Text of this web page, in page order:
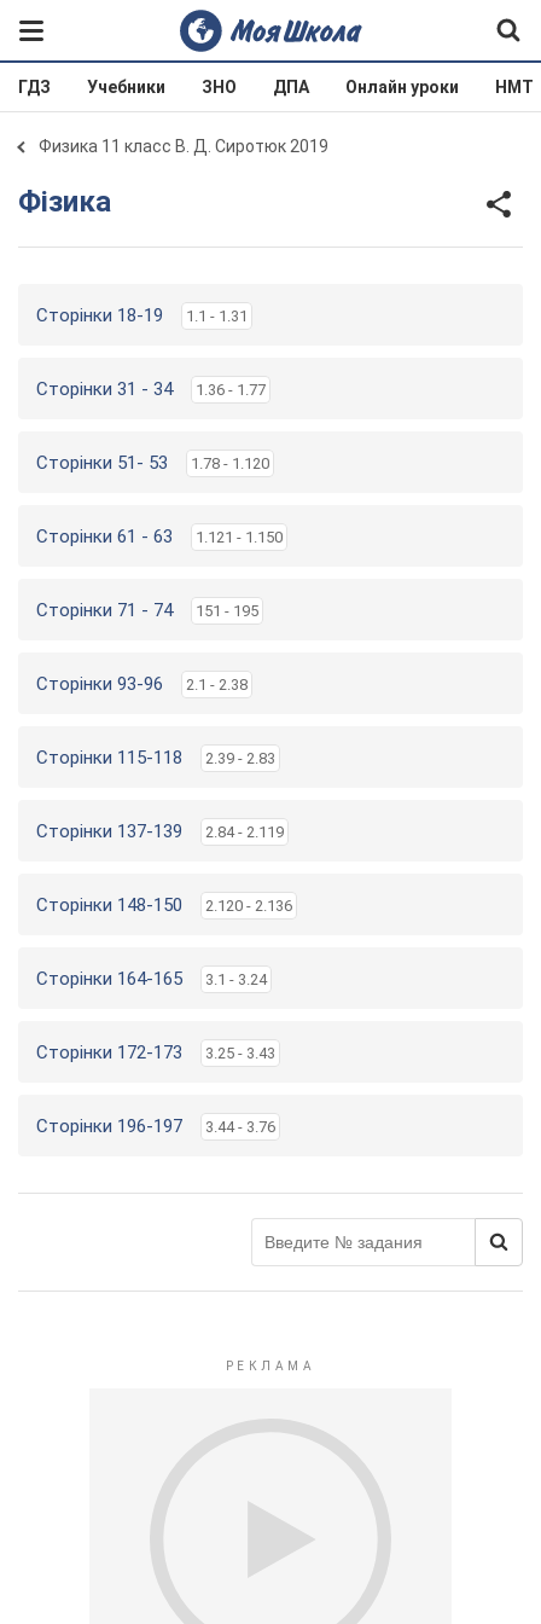
ГДЗ Учебники ЗНО ДПА Онлайн уроки НМТ
Физика 11 класс В. Д. Сиротюк 2019
Фізика
Сторінки 18-19 1.1 - 1.31
Сторінки 31 - 34 1.36 - 1.77
Сторінки 51- 53 1.78 - 1.120
Сторінки 61 - 63 1.121 - 1.150
Сторінки 71 - 74 151 - 195
Сторінки 93-96 2.1 - 2.38
Сторінки 115-118 2.39 - 2.83
Сторінки 137-139 2.84 - 2.119
Сторінки 148-150 2.120 - 2.136
Сторінки 164-165 3.1 - 3.24
Сторінки 172-173 3.25 - 3.43
Сторінки 196-197 3.44 - 3.76